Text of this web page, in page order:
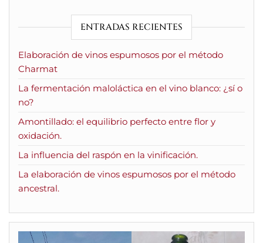
ENTRADAS RECIENTES
Elaboración de vinos espumosos por el método
Charmat
La fermentación maloláctica en el vino blanco: ¿sí o
no?
Amontillado: el equilibrio perfecto entre flor y
oxidación.
La influencia del raspón en la vinificación.
La elaboración de vinos espumosos por el método
ancestral.